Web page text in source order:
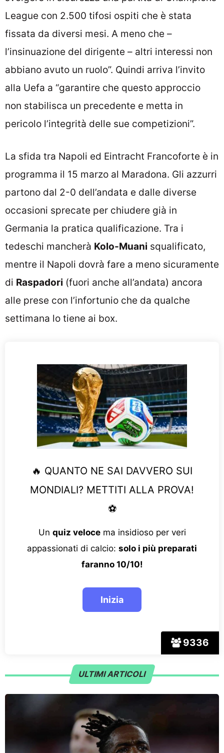
League con 2.500 tifosi ospiti che è stata
fissata da diversi mesi. A meno che –
l’insinuazione del dirigente – altri interessi non
abbiano avuto un ruolo”. Quindi arriva l’invito
alla Uefa a “garantire che questo approccio
non stabilisca un precedente e metta in
pericolo l’integrità delle sue competizioni”.
La sfida tra Napoli ed Eintracht Francoforte è in
programma il 15 marzo al Maradona. Gli azzurri
partono dal 2-0 dell’andata e dalle diverse
occasioni sprecate per chiudere già in
Germania la pratica qualificazione. Tra i
tedeschi mancherà Kolo-Muani squalificato,
mentre il Napoli dovrà fare a meno sicuramente
di Raspadori (fuori anche all’andata) ancora
alle prese con l’infortunio che da qualche
settimana lo tiene ai box.
9336
🔥 QUANTO NE SAI DAVVERO SUI
MONDIALI? METTITI ALLA PROVA!
⚽
Un quiz velocema insidioso per veri
appassionati di calcio: solo i più preparati
faranno 10/10!
ULTIMI ARTICOLI